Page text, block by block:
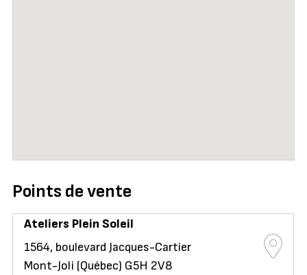
Points de vente
Ateliers Plein Soleil
1564, boulevard Jacques-Cartier
Mont-Joli (Québec) G5H 2V8